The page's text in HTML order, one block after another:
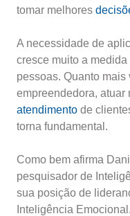
tomar melhores
A necessidade de
cresce muito a
pessoas. Quanto
empreendedora, atuar
atendimento de
torna fundamental.
Como bem afirma
pesquisador de
sua posição de
Inteligência Emocional.